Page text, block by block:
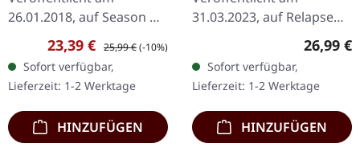
LP
26.01.2018, auf Season Of
Mist. Schwarzes Vinyl im
Gatefold-Cover. Hooded
Menace kehren mit ihrem
bisher…
Verkaufspreis:
23,39 € Regulärer Preis:
25,99 €(-10%)
Sofort verfügbar,
Lieferzeit: 1-2 Werktage
HINZUFÜGEN
31.03.2023, auf Relapse
marmoriertes Vinyl.
Standard-Cover. Limitierte
Auflage. Es gibt Alben,
die…
26,99 €
Sofort verfügbar,
Lieferzeit: 1-2 Werktage
HINZUFÜGEN